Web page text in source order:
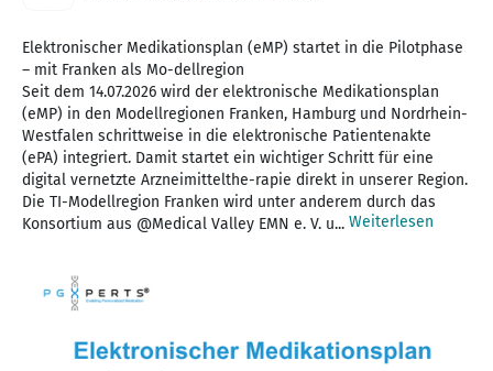
Elektronischer Medikationsplan (eMP) startet in die Pilotphase
– mit Franken als Mo-dellregion
Seit dem 14.07.2026 wird der elektronische Medikationsplan
(eMP) in den Modellregionen Franken, Hamburg und Nordrhein-
Westfalen schrittweise in die elektronische Patientenakte
(ePA) integriert. Damit startet ein wichtiger Schritt für eine
digital vernetzte Arzneimittelthe-rapie direkt in unserer Region.
Die TI-Modellregion Franken wird unter anderem durch das
Konsortium aus @Medical Valley EMN e. V. u... Weiterlesen